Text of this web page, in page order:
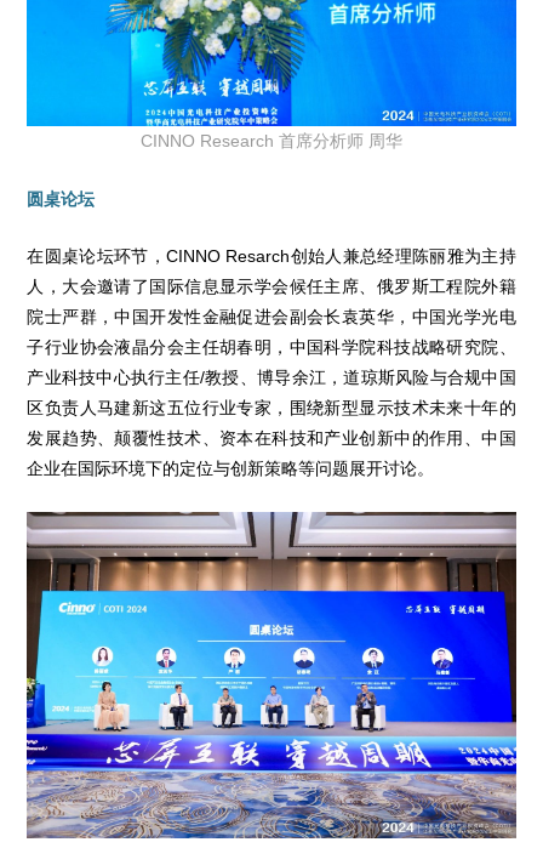
CINNO Research 首席分析师 周华
圆桌论坛
在圆桌论坛环节，CINNO Resarch创始人兼总经理陈丽雅为主持
人，大会邀请了国际信息显示学会候任主席、俄罗斯工程院外籍
院士严群，中国开发性金融促进会副会长袁英华，中国光学光电
子行业协会液晶分会主任胡春明，中国科学院科技战略研究院、
产业科技中心执行主任/教授、博导余江，道琼斯风险与合规中国
区负责人马建新这五位行业专家，围绕新型显示技术未来十年的
发展趋势、颠覆性技术、资本在科技和产业创新中的作用、中国
企业在国际环境下的定位与创新策略等问题展开讨论。